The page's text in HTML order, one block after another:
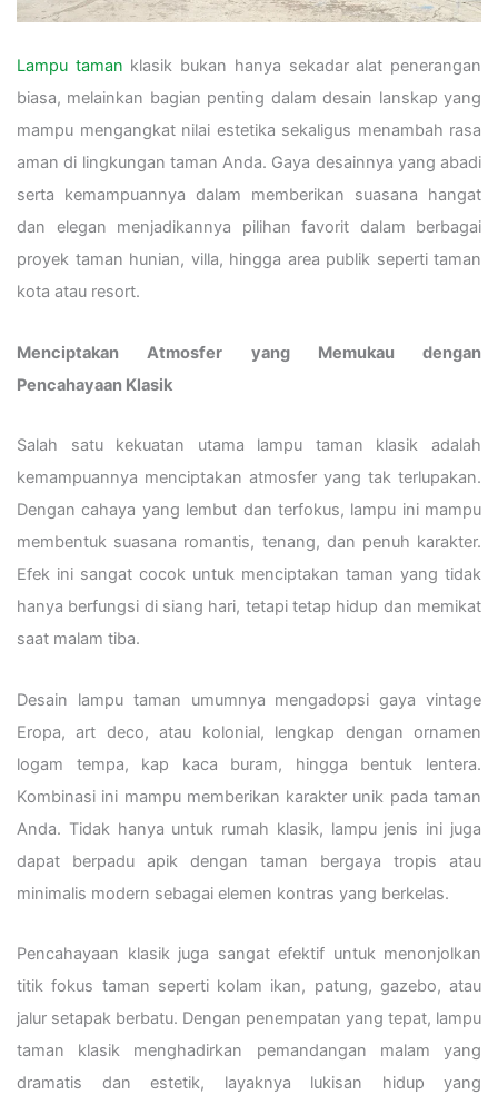
Lampu taman klasik bukan hanya sekadar alat penerangan
biasa, melainkan bagian penting dalam desain lanskap yang
mampu mengangkat nilai estetika sekaligus menambah rasa
aman di lingkungan taman Anda. Gaya desainnya yang abadi
serta kemampuannya dalam memberikan suasana hangat
dan elegan menjadikannya pilihan favorit dalam berbagai
proyek taman hunian, villa, hingga area publik seperti taman
kota atau resort.
Menciptakan Atmosfer yang Memukau dengan
Pencahayaan Klasik
Salah satu kekuatan utama lampu taman klasik adalah
kemampuannya menciptakan atmosfer yang tak terlupakan.
Dengan cahaya yang lembut dan terfokus, lampu ini mampu
membentuk suasana romantis, tenang, dan penuh karakter.
Efek ini sangat cocok untuk menciptakan taman yang tidak
hanya berfungsi di siang hari, tetapi tetap hidup dan memikat
saat malam tiba.
Desain lampu taman umumnya mengadopsi gaya vintage
Eropa, art deco, atau kolonial, lengkap dengan ornamen
logam tempa, kap kaca buram, hingga bentuk lentera.
Kombinasi ini mampu memberikan karakter unik pada taman
Anda. Tidak hanya untuk rumah klasik, lampu jenis ini juga
dapat berpadu apik dengan taman bergaya tropis atau
minimalis modern sebagai elemen kontras yang berkelas.
Pencahayaan klasik juga sangat efektif untuk menonjolkan
titik fokus taman seperti kolam ikan, patung, gazebo, atau
jalur setapak berbatu. Dengan penempatan yang tepat, lampu
taman klasik menghadirkan pemandangan malam yang
dramatis dan estetik, layaknya lukisan hidup yang